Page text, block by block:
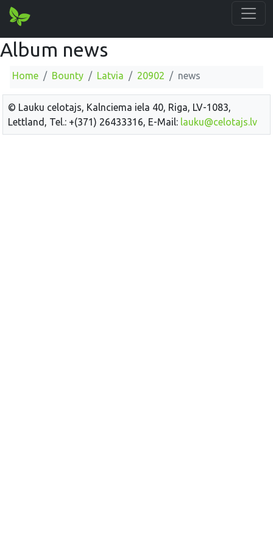
Album news
Home Bounty Latvia 20902 news
© Lauku celotajs, Kalnciema iela 40, Riga, LV-1083,
Lettland, Tel.: +(371) 26433316, E-Mail: lauku@celotajs.lv